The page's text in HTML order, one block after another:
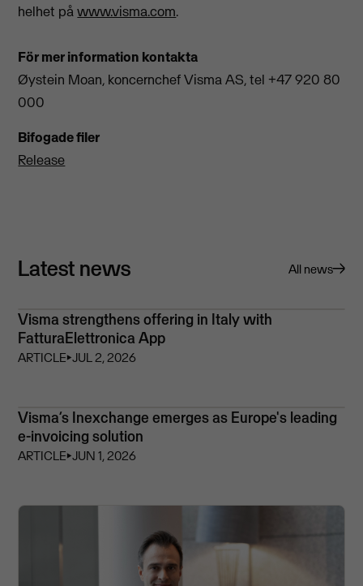
helhet påwww.visma.com.
För mer information kontakta
Øystein Moan, koncernchef Visma AS, tel +47 920 80
000
Bifogade filer
Release
Latest news All news
Visma strengthens offering in Italy with
FatturaElettronica App
ARTICLE⏵JUL 2, 2026
Visma’s Inexchange emerges as Europe's leading
e-invoicing solution
ARTICLE⏵JUN 1, 2026